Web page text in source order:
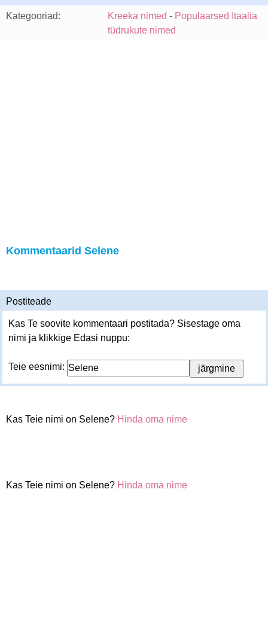
Kategooriad: Kreeka nimed - Populaarsed Itaalia
tüdrukute nimed
Kommentaarid Selene
Postiteade
Kas Te soovite kommentaari postitada? Sisestage oma
nimi ja klikkige Edasi nuppu:
Teie eesnimi:
Kas Teie nimi on Selene? Hinda oma nime
Kas Teie nimi on Selene? Hinda oma nime